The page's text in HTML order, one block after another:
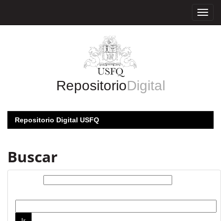
RepositorioDigital
Repositorio Digital USFQ
Buscar